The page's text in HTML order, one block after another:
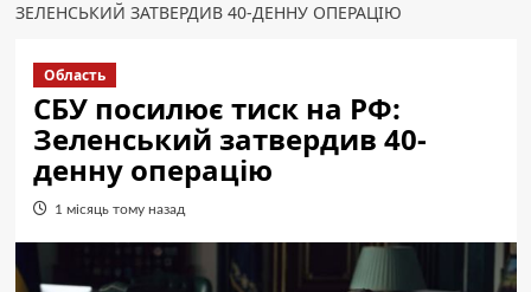
ЗЕЛЕНСЬКИЙ ЗАТВЕРДИВ 40-ДЕННУ ОПЕРАЦІЮ
Область
СБУ посилює тиск на РФ:
Зеленський затвердив 40-
денну операцію
1 місяць тому назад